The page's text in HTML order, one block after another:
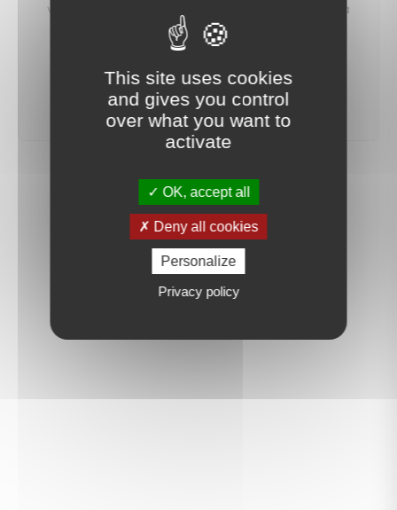
vous préviendrons dès qu'un bien correspondant à
votre recherche sera mis en ligne.
créer une alerte
This site uses cookies
and gives you control
over what you want to
activate
OK, accept all
Deny all cookies
Personalize
Privacy policy